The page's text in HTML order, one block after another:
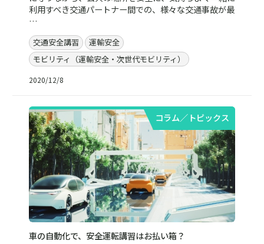
利用すべき交通パートナー間での、様々な交通事故が最
…
交通安全講習
運輸安全
モビリティ（運輸安全・次世代モビリティ）
2020/12/8
コラム／トピックス
車の自動化で、安全運転講習はお払い箱？